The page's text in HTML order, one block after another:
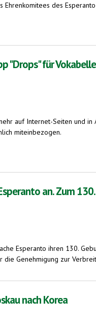
des
des Esperanto-Weltbunds.
"Drops" für
auf Internet-Seiten und
miteinbezogen.
Vokabellernen jetzt auch mit
an. Zum
Esperanto ihren 130.
Genehmigung zur
Zum 130. Geburtstag der
nach Korea